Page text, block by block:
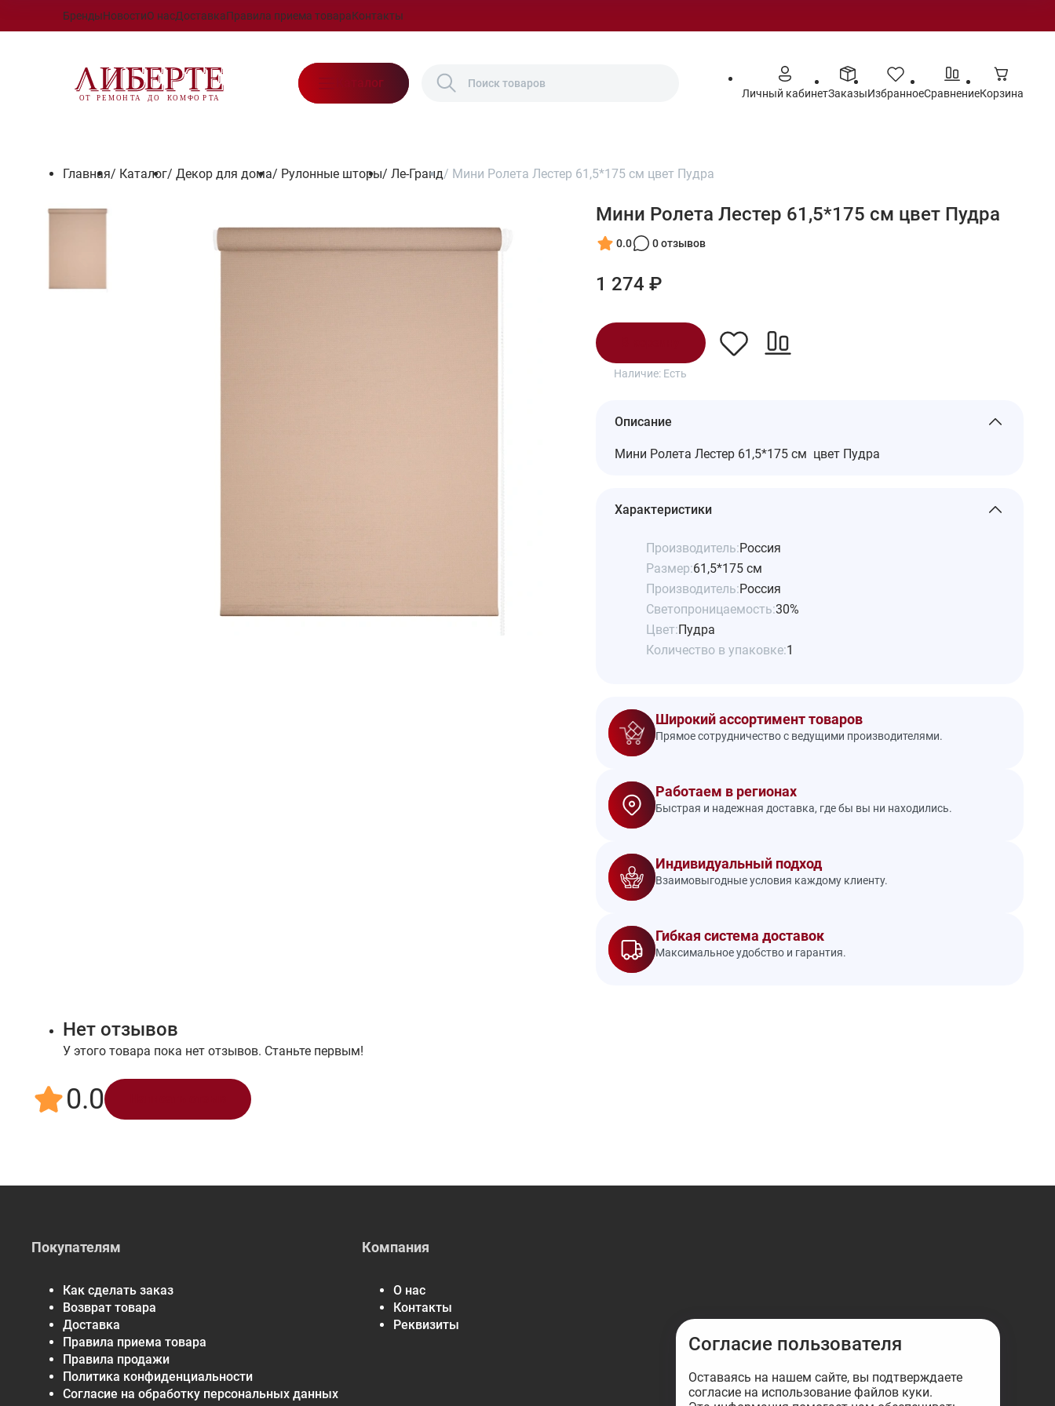
БрендыНовостиО насДоставкаПравила приема товараКонтакты
Каталог
Личный кабинетЗаказыИзбранноеСравнениеКорзина
Главная/ Каталог/ Декор для дома/ Рулонные шторы/ Ле-Гранд/ Мини Ролета Лестер 61,5*175 см цвет Пудра
Мини Ролета Лестер 61,5*175 см цвет Пудра
0.0 0 отзывов
1 274 ₽
Наличие: Есть
Описание
Мини Ролета Лестер 61,5*175 см цвет Пудра
Характеристики
Производитель:Россия
Размер:61,5*175 см
Производитель:Россия
Светопроницаемость:30%
Цвет:Пудра
Количество в упаковке:1
Широкий ассортимент товаров
Прямое сотрудничество с ведущими производителями.
Работаем в регионах
Быстрая и надежная доставка, где бы вы ни находились.
Индивидуальный подход
Взаимовыгодные условия каждому клиенту.
Гибкая система доставок
Максимальное удобство и гарантия.
Нет отзывов
У этого товара пока нет отзывов. Станьте первым!
0.0
Покупателям
Как сделать заказ
Возврат товара
Доставка
Правила приема товара
Правила продажи
Политика конфиденциальности
Согласие на обработку персональных данных
Компания
О нас
Контакты
Реквизиты
Согласие пользователя
Оставаясь на нашем сайте, вы подтверждаете
согласие на использование файлов куки.